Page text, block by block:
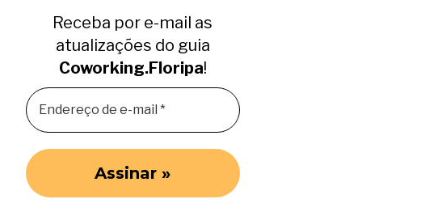
Receba por e-mail as
atualizações do guia
Coworking.Floripa!